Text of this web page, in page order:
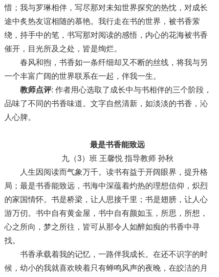
惜；我与罗琳相伴，写尽那对未知世界探究的热忱，对成长
途中炙热友谊相随的慕艳。我行走在书的世界，被书香萦
绕，持手中的笔，书写那对阅读的感悟，内心的花海被书香
催开，目光所及之处，皆是绚烂。
春风和煦，书香如一条纤细却又不断的丝线，将我与另
一个丰富广阔的世界联系在一起，伴我一生。
教师点评: 作者用心选取了成长中与书相伴的三个阶段，
品味了不同的书香味道。文字自然清新，如淡淡的书香，沁
人心脾。
最是书香能致远
九（3）班 王馨悦 指导教师 孙秋
人生因阅读而气象万千。读书有益于开阔眼界，提升格
局；最是书香能致远，书海中深蕴着灼热的理想信仰，炽烈
的家国情怀。书是桥梁，让人思接千里；书是翅膀，让人心
游万仞。书中自有黄金屋，书中自有颜如玉，所思，所想，
心之所向，梦之所往，皆可从那令人如醉如痴的书香中寻
找。
书香承载着我的记忆，一路伴我成长。在还不识字的时
候，幼小的我就喜欢映着只有蝉鸣风声的夜晚，在皎洁的月